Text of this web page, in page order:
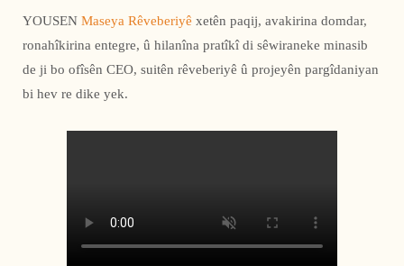
YOUSEN Maseya Rêveberiyê xetên paqij, avakirina domdar,
ronahîkirina entegre, û hilanîna pratîkî di sêwiraneke minasib
de ji bo ofîsên CEO, suitên rêveberiyê û projeyên pargîdaniyan
bi hev re dike yek.